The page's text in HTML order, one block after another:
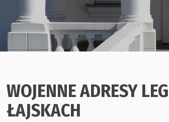
WOJENNE ADRESY
ŁAJSKACH